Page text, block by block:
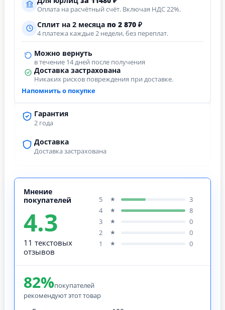
Гарантия
2 года
Доставка
Доставка застрахована
Оплата на расчётный счёт. Включая НДС 22%.
Сплит на 2 месяца по 2 870 ₽
4 платежа каждые 2 недели, без переплат.
Можно вернуть
в течение 14 дней после получения
Доставка застрахована
Никаких рисков повреждения при доставке.
Напомнить о покупке
Мнение
покупателей
4.3
11 текстовых
отзывов
5 ★
3
4
★
8
3
★
0
2
★
0
1
★ 0
82%покупателей
рекомендуют этот товар